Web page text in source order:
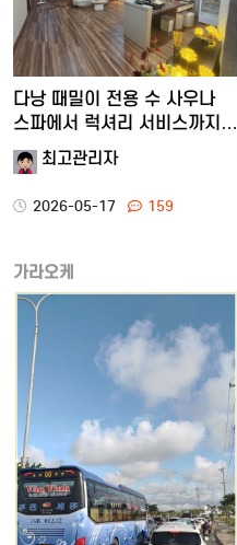
다낭 때밀이 전용 수 사우나
스파에서 럭셔리 서비스까지…
최고관리자
2026-05-17 159
가라오케